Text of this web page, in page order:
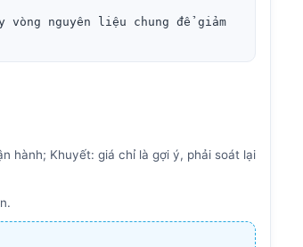
vòng nguyên liệu chung để giảm
hành; Khuyết: giá chỉ là gợi ý, phải soát lại